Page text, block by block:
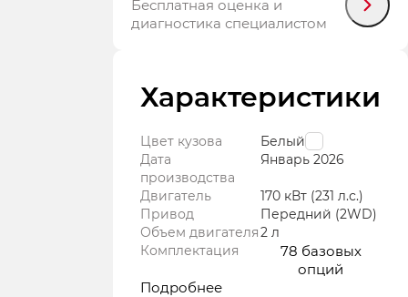
Бесплатная оценка и
диагностика специалистом
Характеристики
Цвет кузова
Белый
Дата
производства
Январь 2026
Двигатель 170 кВт (231 л.с.)
Привод
Передний (2WD)
Объем двигателя2 л
Комплектация
78 базовых
опций
Подробнее